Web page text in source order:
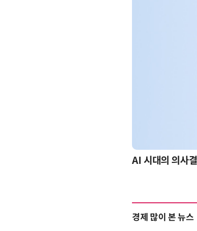
AI 시대의 의사
경제 많이 본 뉴스